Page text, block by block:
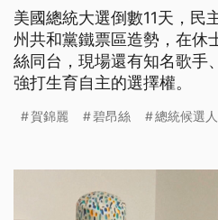
美國總統大選倒數11天，民
州共和黨鐵票區造勢，在休
絲同台，現場還有知名歌手
強打生育自主的選擇權。
賀錦麗 碧昂絲 總統候選人